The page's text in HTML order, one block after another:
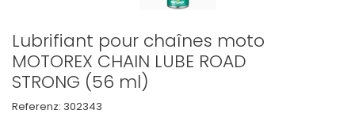
Lubrifiant pour chaînes moto
MOTOREX CHAIN ​​​​LUBE ROAD
STRONG (56 ml)
Referenz: 302343